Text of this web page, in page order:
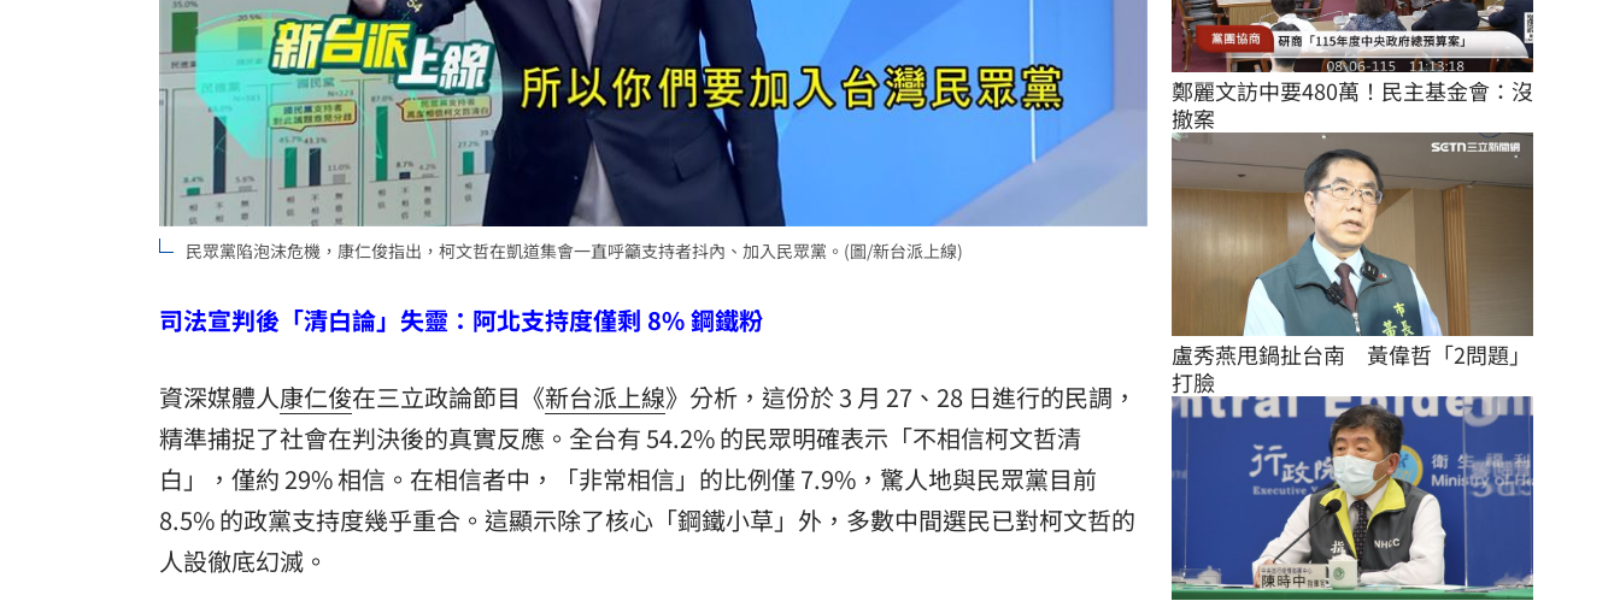
民眾黨陷泡沫危機，康仁俊指出，柯文哲在凱道集會一直呼籲支持者抖內、加入民眾黨。(圖/新台派上線)
司法宣判後「清白論」失靈：阿北支持度僅剩 8% 鋼鐵粉
資深媒體人康仁俊在三立政論節目《新台派上線》分析，這份於 3 月 27、28 日進行的民調，
精準捕捉了社會在判決後的真實反應。全台有 54.2% 的民眾明確表示「不相信柯文哲清
白」，僅約 29% 相信。在相信者中，「非常相信」的比例僅 7.9%，驚人地與民眾黨目前
8.5% 的政黨支持度幾乎重合。這顯示除了核心「鋼鐵小草」外，多數中間選民已對柯文哲的
人設徹底幻滅。
鄭麗文訪中要480萬！民主基金會：沒
撤案
盧秀燕甩鍋扯台南　黃偉哲「2問題」
打臉